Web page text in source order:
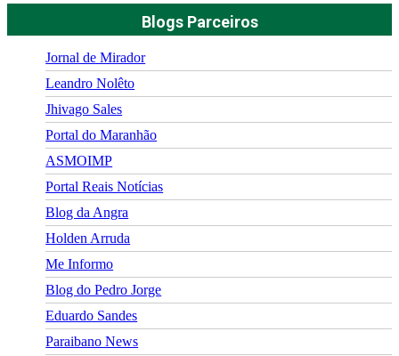
Blogs Parceiros
Jornal de Mirador
Leandro Nolêto
Jhivago Sales
Portal do Maranhão
ASMOIMP
Portal Reais Notí­cias
Blog da Angra
Holden Arruda
Me Informo
Blog do Pedro Jorge
Eduardo Sandes
Paraibano News